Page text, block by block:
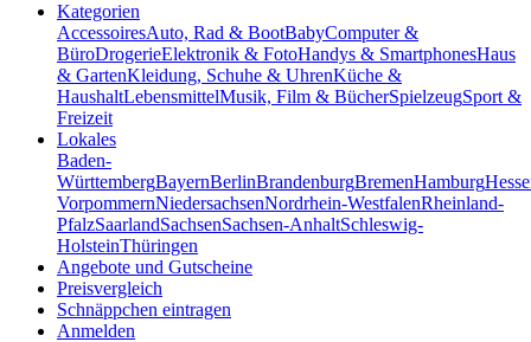
Kategorien
AccessoiresAuto, Rad & BootBabyComputer &
BüroDrogerieElektronik & FotoHandys & SmartphonesHaus
& GartenKleidung, Schuhe & UhrenKüche &
HaushaltLebensmittelMusik, Film & BücherSpielzeugSport &
Freizeit
Lokales
Baden-
WürttembergBayernBerlinBrandenburgBremenHamburg
VorpommernNiedersachsenNordrhein-WestfalenRheinland-
PfalzSaarlandSachsenSachsen-AnhaltSchleswig-
HolsteinThüringen
Angebote und Gutscheine
Preisvergleich
Schnäppchen eintragen
Anmelden